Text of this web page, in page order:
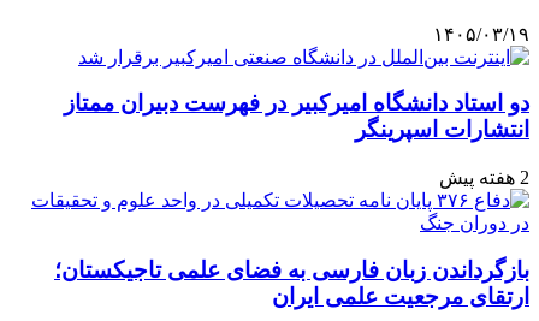
۱۴۰۵/۰۳/۱۹
دو استاد دانشگاه امیرکبیر در فهرست دبیران ممتاز
انتشارات اسپرینگر
2 هفته پیش
بازگرداندن زبان فارسی به فضای علمی تاجیکستان؛
ارتقای مرجعیت علمی ایران